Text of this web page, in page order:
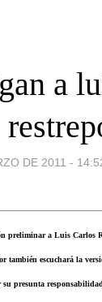
a
DE 2011 -
preliminar a Luis Carlos
también escuchará la
presunta